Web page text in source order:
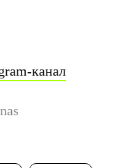
канал